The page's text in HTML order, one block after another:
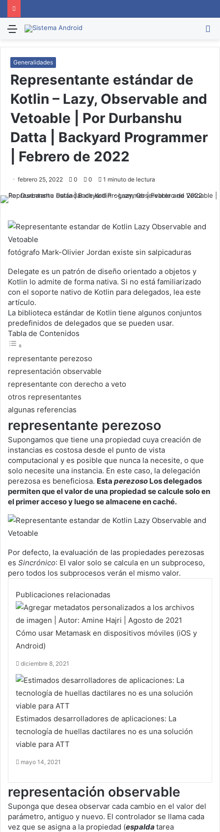
Menú
Generalidades
Representante estándar de
Kotlin – Lazy, Observable and
Vetoable | Por Durbanshu
Datta | Backyard Programmer
| Febrero de 2022
febrero 25, 2022 0 0 1 minuto de lectura
fotógrafo Mark-Olivier Jordan existe sin salpicaduras
Delegate es un patrón de diseño orientado a objetos y
Kotlin lo admite de forma nativa. Si no está familiarizado
con el soporte nativo de Kotlin para delegados, lea este
artículo.
La biblioteca estándar de Kotlin tiene algunos conjuntos
predefinidos de delegados que se pueden usar.
Tabla de Contenidos
representante perezoso
representación observable
representante con derecho a veto
otros representantes
algunas referencias
representante perezoso
Supongamos que tiene una propiedad cuya creación de
instancias es costosa desde el punto de vista
computacional y es posible que nunca la necesite, o que
solo necesite una instancia. En este caso, la delegación
perezosa es beneficiosa. Esta perezoso Los delegados
permiten que el valor de una propiedad se calcule solo en
el primer acceso y luego se almacene en caché.
Por defecto, la evaluación de las propiedades perezosas
es Sincrónico: El valor solo se calcula en un subproceso,
pero todos los subprocesos verán el mismo valor.
Publicaciones relacionadas
Cómo usar Metamask en dispositivos móviles (iOS y
Android)
diciembre 8, 2021
Estimados desarrolladores de aplicaciones: La
tecnología de huellas dactilares no es una solución
viable para ATT
mayo 14, 2021
representación observable
Suponga que desea observar cada cambio en el valor del
parámetro, antiguo y nuevo. El controlador se llama cada
vez que se asigna a la propiedad (espalda tarea